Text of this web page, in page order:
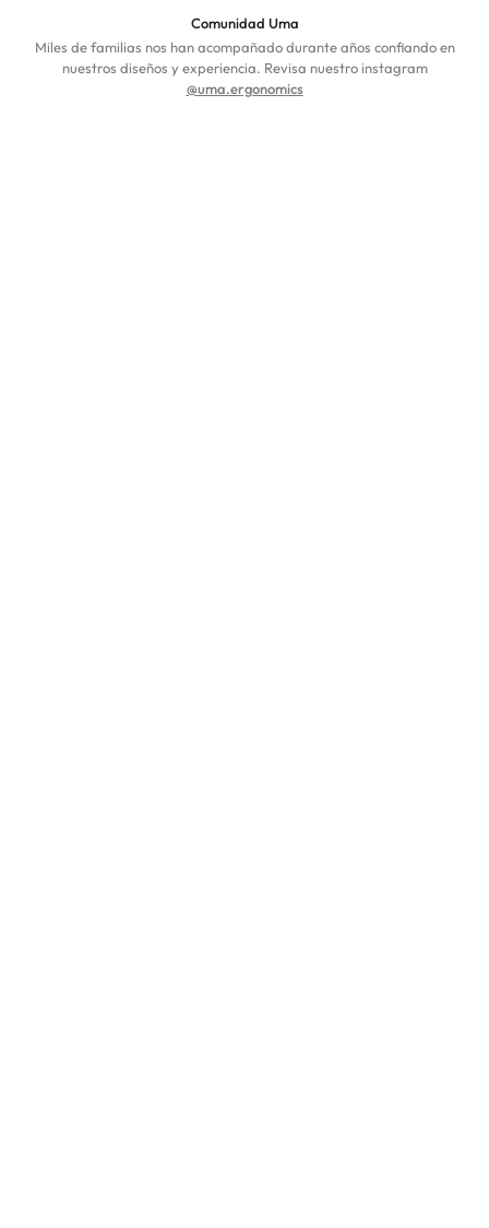
Comunidad Uma
Miles de familias nos han acompañado durante años confiando en
nuestros diseños y experiencia. Revisa nuestro instagram
@uma.ergonomics